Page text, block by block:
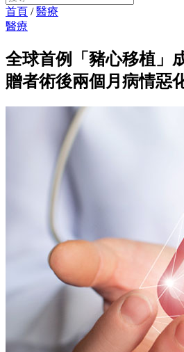
首頁 /醫療
醫療
全球首例「豬心移植」
贈者術後兩個月病情惡